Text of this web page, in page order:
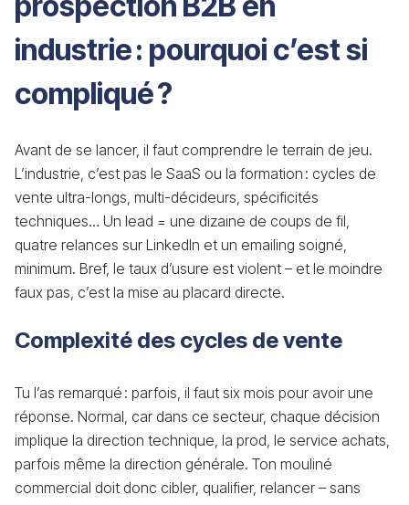
industrie : pourquoi c’est si
compliqué ?
Avant de se lancer, il faut comprendre le terrain de jeu.
L’industrie, c’est pas le SaaS ou la formation : cycles de
vente ultra-longs, multi-décideurs, spécificités
techniques… Un lead = une dizaine de coups de fil,
quatre relances sur LinkedIn et un emailing soigné,
minimum. Bref, le taux d’usure est violent – et le moindre
faux pas, c’est la mise au placard directe.
Complexité des cycles de vente
Tu l’as remarqué : parfois, il faut six mois pour avoir une
réponse. Normal, car dans ce secteur, chaque décision
implique la direction technique, la prod, le service achats,
parfois même la direction générale. Ton mouliné
commercial doit donc cibler, qualifier, relancer – sans